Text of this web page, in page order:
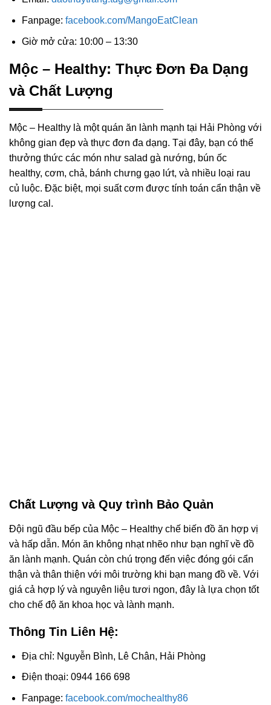
Fanpage: facebook.com/MangoEatClean
Giờ mở cửa: 10:00 – 13:30
Mộc – Healthy: Thực Đơn Đa Dạng
và Chất Lượng
Mộc – Healthy là một quán ăn lành mạnh tại Hải Phòng với
không gian đẹp và thực đơn đa dạng. Tại đây, bạn có thể
thưởng thức các món như salad gà nướng, bún ốc
healthy, cơm, chả, bánh chưng gạo lứt, và nhiều loại rau
củ luộc. Đặc biệt, mọi suất cơm được tính toán cẩn thận về
lượng cal.
Chất Lượng và Quy trình Bảo Quản
Đội ngũ đầu bếp của Mộc – Healthy chế biến đồ ăn hợp vị
và hấp dẫn. Món ăn không nhạt nhẽo như bạn nghĩ về đồ
ăn lành mạnh. Quán còn chú trọng đến việc đóng gói cẩn
thận và thân thiện với môi trường khi bạn mang đồ về. Với
giá cả hợp lý và nguyên liệu tươi ngon, đây là lựa chọn tốt
cho chế độ ăn khoa học và lành mạnh.
Thông Tin Liên Hệ:
Địa chỉ: Nguyễn Bình, Lê Chân, Hải Phòng
Điện thoại: 0944 166 698
Fanpage: facebook.com/mochealthy86